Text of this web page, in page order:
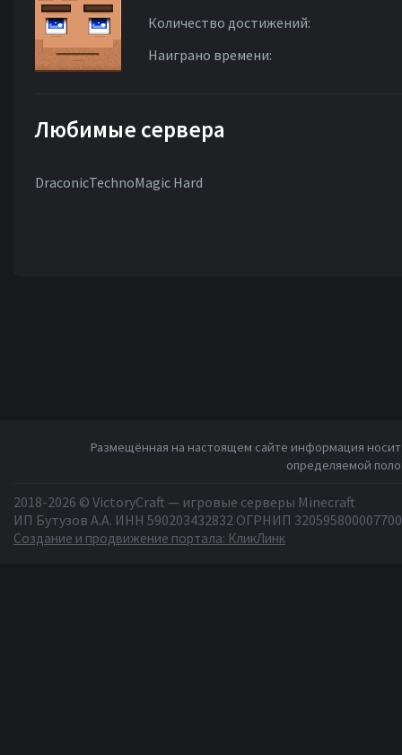
Количество достижений:
Наиграно времени:
Любимые сервера
DraconicTechnoMagic Hard
Размещённая на настоящем сайте информация
определяемой
2018-2026 © VictoryCraft — игровые серверы Minecraft
ИП Бутузов А.А. ИНН 590203432832 ОГРНИП 320595800007700
Создание и продвижение портала: КликЛинк